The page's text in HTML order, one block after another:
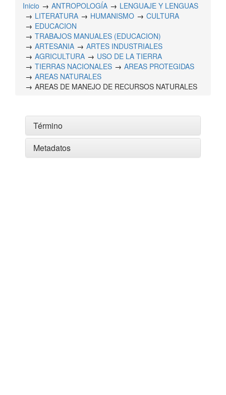
Inicio ANTROPOLOGÍA
LENGUAJE Y LENGUAS
LITERATURA
HUMANISMO
CULTURA
EDUCACION
TRABAJOS MANUALES (EDUCACION)
ARTESANIA
ARTES INDUSTRIALES
AGRICULTURA
USO DE LA TIERRA
TIERRAS NACIONALES
AREAS PROTEGIDAS
AREAS NATURALES
AREAS DE MANEJO DE RECURSOS NATURALES
Término
Metadatos